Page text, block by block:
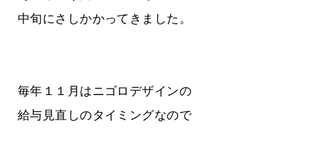
中旬にさしかかってきました。
毎年１１月はニゴロデザインの
給与見直しのタイミングなので